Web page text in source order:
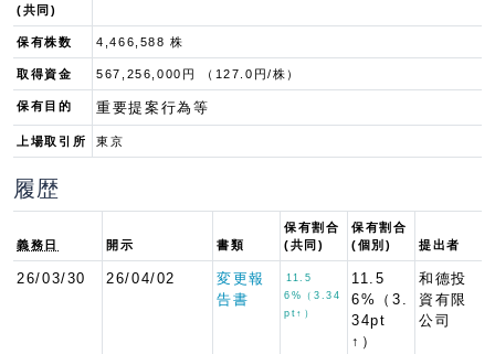
(共同)
保有株数 4,466,588 株
取得資金 567,256,000円 （127.0円/株）
保有目的 重要提案行為等
上場取引所 東京
履歴
義務日 開示 書類
保有割合
(共同)
保有割合
(個別)
提出者
26/03/30 26/04/02
変更報
告書
11.5
6%（3.34
pt↑）
11.5
6%（3.
34pt
↑）
和德投
資有限
公司